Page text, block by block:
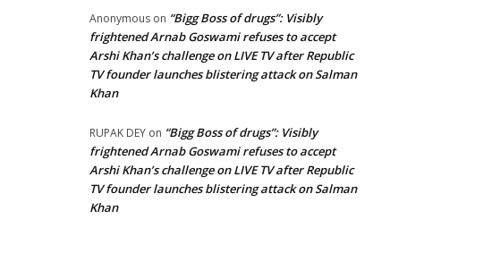
Anonymous on “Bigg Boss of drugs”: Visibly
frightened Arnab Goswami refuses to accept
Arshi Khan’s challenge on LIVE TV after Republic
TV founder launches blistering attack on Salman
Khan
RUPAK DEY on “Bigg Boss of drugs”: Visibly
frightened Arnab Goswami refuses to accept
Arshi Khan’s challenge on LIVE TV after Republic
TV founder launches blistering attack on Salman
Khan